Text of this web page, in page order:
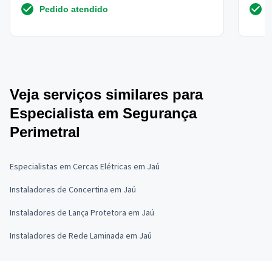
Pedido atendido
Veja serviços similares para
Especialista em Segurança
Perimetral
Especialistas em Cercas Elétricas em Jaú
Instaladores de Concertina em Jaú
Instaladores de Lança Protetora em Jaú
Instaladores de Rede Laminada em Jaú